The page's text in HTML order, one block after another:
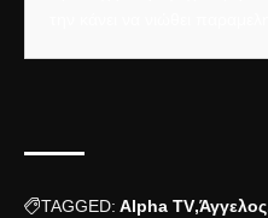
TAGGED: Alpha TV Άγγελος